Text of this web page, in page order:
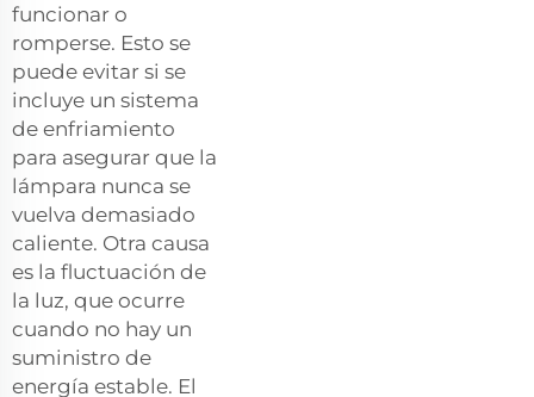
funcionar o
romperse. Esto se
puede evitar si se
incluye un sistema
de enfriamiento
para asegurar que la
lámpara nunca se
vuelva demasiado
caliente. Otra causa
es la fluctuación de
la luz, que ocurre
cuando no hay un
suministro de
energía estable. El